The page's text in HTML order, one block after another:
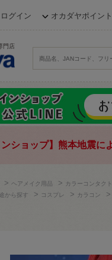
ログイン オカダヤポイント
門店
ンショップ】熊本地震に
> ヘアメイク用品 >
カラーコンタクト
から探す > コスプレ > カラコン >